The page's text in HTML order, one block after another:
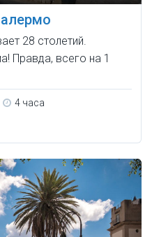
28 столетий.
Правда, всего на 1
4 часа